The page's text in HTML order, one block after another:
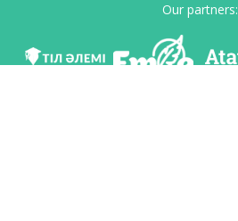
Our partners: